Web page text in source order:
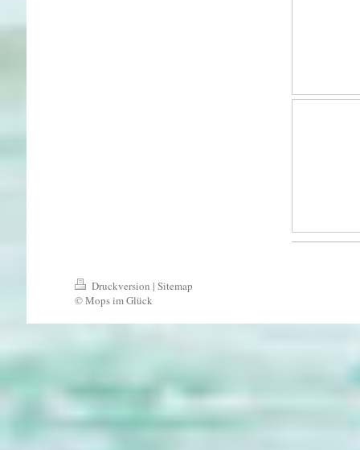
Druckversion | Sitemap
© Mops im Glück